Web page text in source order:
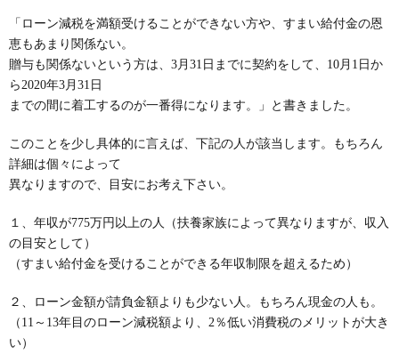
「ローン減税を満額受けることができない方や、すまい給付金の恩
恵もあまり関係ない。
贈与も関係ないという方は、3月31日までに契約をして、10月1日か
ら2020年3月31日
までの間に着工するのが一番得になります。」と書きました。
このことを少し具体的に言えば、下記の人が該当します。もちろん
詳細は個々によって
異なりますので、目安にお考え下さい。
１、年収が775万円以上の人（扶養家族によって異なりますが、収入
の目安として）
（すまい給付金を受けることができる年収制限を超えるため）
２、ローン金額が請負金額よりも少ない人。もちろん現金の人も。
（11～13年目のローン減税額より、2％低い消費税のメリットが大き
い）